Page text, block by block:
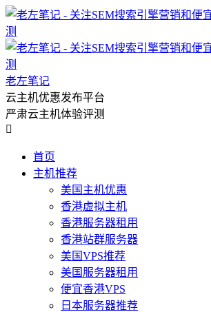
老左笔记
云主机优惠发布平台
严肃云主机体验评测

首页
主机推荐
美国主机优惠
香港虚拟主机
香港服务器租用
香港站群服务器
美国VPS推荐
美国服务器租用
便宜香港VPS
日本服务器推荐